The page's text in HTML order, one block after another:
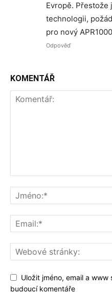
Evropě. Přestože
technologii,
pro nový
Odpověď
KOMENTÁŘ
Uložit jméno, email a
budoucí komentáře